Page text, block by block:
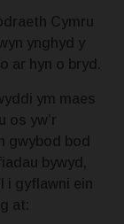
Cymru
ynghyd y
ar hyn o bryd.
ym maes
os yw’r
gwybod bod
bywyd,
i gyflawni ein
at: